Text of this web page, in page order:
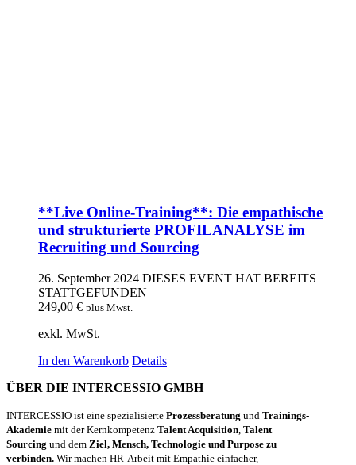
**Live Online-Training**: Die empathische
und strukturierte PROFILANALYSE im
Recruiting und Sourcing
26. September 2024 DIESES EVENT HAT BEREITS
STATTGEFUNDEN
249,00 € plus Mwst.
exkl. MwSt.
In den Warenkorb Details
ÜBER DIE INTERCESSIO GMBH
INTERCESSIO ist eine spezialisierte Prozessberatung und Trainings-
Akademie mit der Kernkompetenz Talent Acquisition Talent
Sourcing und dem Ziel, Mensch, Technologie und Purpose zu
verbinden. Wir machen HR-Arbeit mit Empathie einfacher,